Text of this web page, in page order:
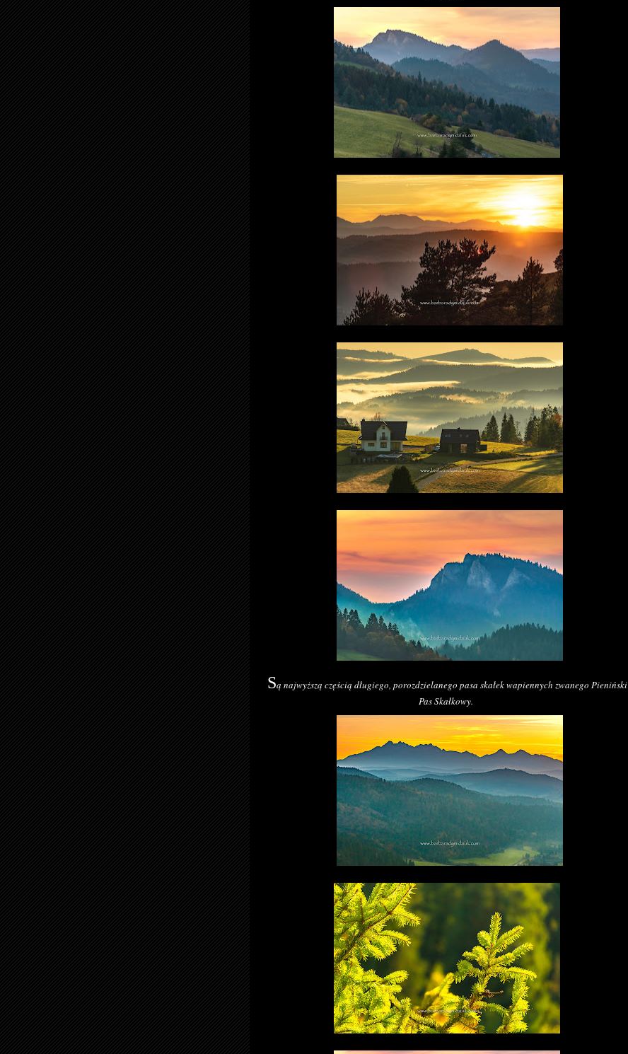
Są najwyższą częścią długiego, porozdzielanego pasa skałek wapiennych zwanego Pieniński
Pas Skałkowy.